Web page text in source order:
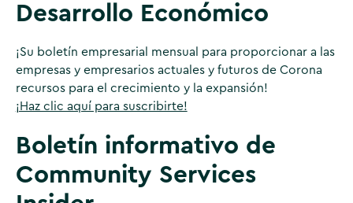
Desarrollo Económico
¡Su boletín empresarial mensual para proporcionar a las
empresas y empresarios actuales y futuros de Corona
recursos para el crecimiento y la expansión!
¡Haz clic aquí para suscribirte!
Boletín informativo de
Community Services